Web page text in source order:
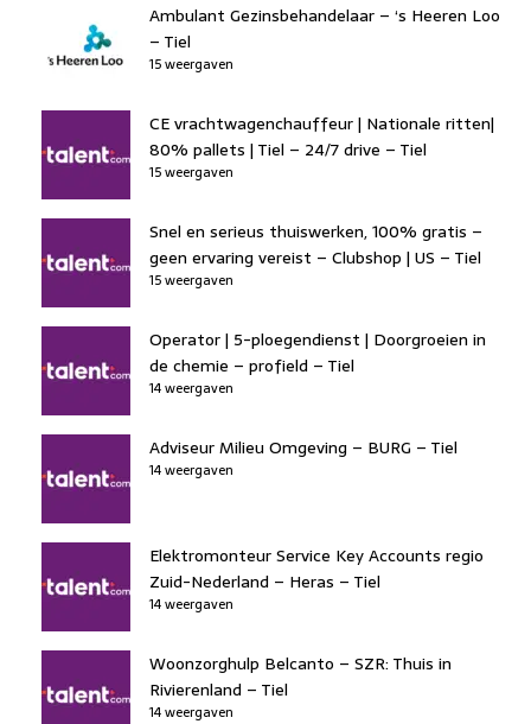
Ambulant Gezinsbehandelaar – ‘s Heeren Loo
– Tiel
15 weergaven
CE vrachtwagenchauffeur | Nationale ritten|
80% pallets | Tiel – 24/7 drive – Tiel
15 weergaven
Snel en serieus thuiswerken, 100% gratis –
geen ervaring vereist – Clubshop | US – Tiel
15 weergaven
Operator | 5-ploegendienst | Doorgroeien in
de chemie – profield – Tiel
14 weergaven
Adviseur Milieu Omgeving – BURG – Tiel
14 weergaven
Elektromonteur Service Key Accounts regio
Zuid-Nederland – Heras – Tiel
14 weergaven
Woonzorghulp Belcanto – SZR: Thuis in
Rivierenland – Tiel
14 weergaven